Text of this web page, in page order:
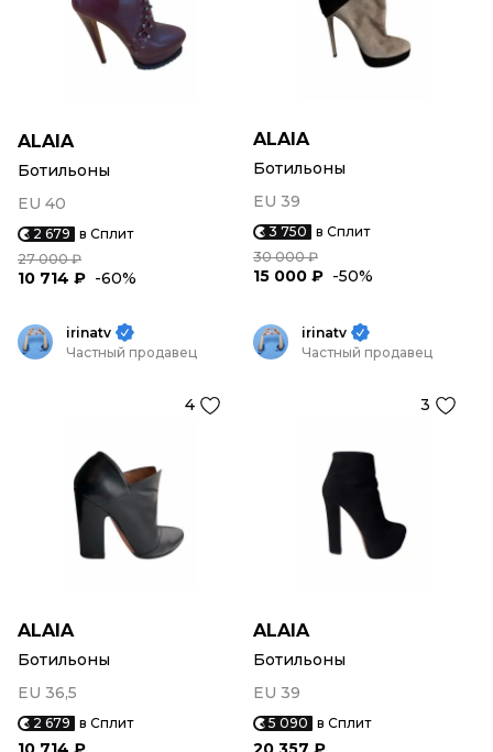
ALAIA
Ботильоны
EU 40
2 679 в Сплит
27 000 ₽
10 714 ₽ -60%
ALAIA
Ботильоны
EU 39
3 750 в Сплит
30 000 ₽
15 000 ₽ -50%
irinatv
Частный продавец
4
ALAIA
Ботильоны
EU 36,5
2 679 в Сплит
irinatv
Частный продавец
3
ALAIA
Ботильоны
EU 39
5 090 в Сплит